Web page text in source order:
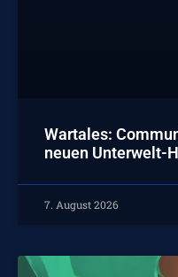
Wartales:
neuen Unterwelt-
7. August 2026